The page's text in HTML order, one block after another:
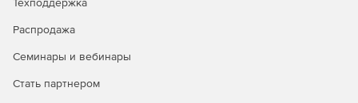
Распродажа
Семинары и вебинары
Стать партнером